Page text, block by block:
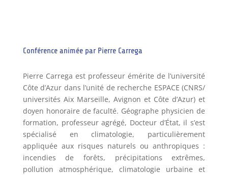
Conférence animée par Pierre Carrega
Pierre Carrega est professeur émérite de l’université
Côte d’Azur dans l’unité de recherche ESPACE (CNRS/
universités Aix Marseille, Avignon et Côte d’Azur) et
doyen honoraire de faculté. Géographe physicien de
formation, professeur agrégé, Docteur d’État, il s’est
spécialisé en climatologie, particulièrement
appliquée aux risques naturels ou anthropiques :
incendies de forêts, précipitations extrêmes,
pollution atmosphérique, climatologie urbaine et